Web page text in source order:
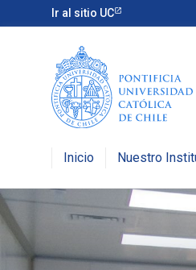
Ir al sitio UC
Inicio Nuestro